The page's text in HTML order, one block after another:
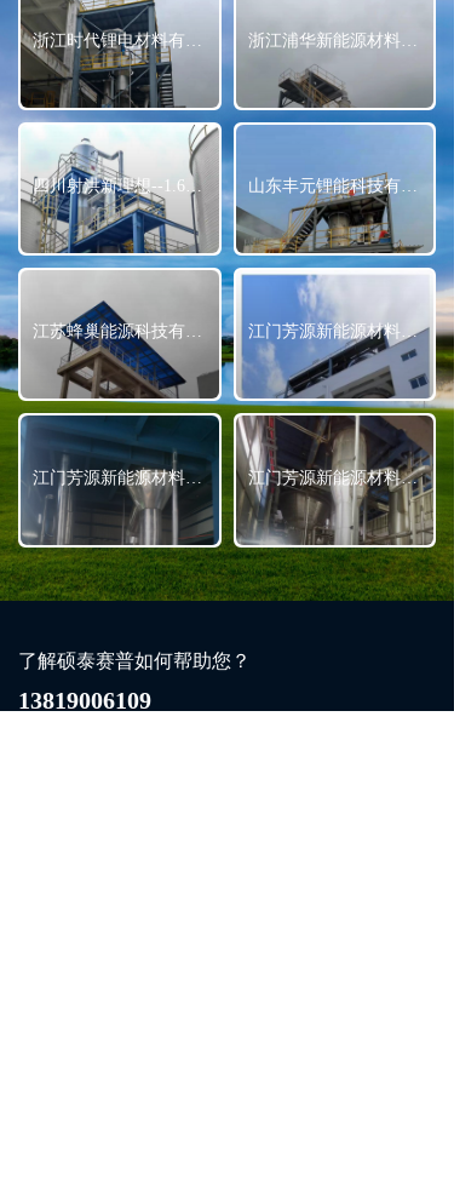
浙江时代锂电材料有限公司 3t·h三元正极洗水MVR蒸发结晶系统 浙江浦华新能源材料有限公司年产3万吨动力型锂电三元正极材料项目 3th三元正极洗水MVR蒸发结晶系统
四川射洪新理想--1.6t·h三元正极洗水MVR蒸发结晶系统 山东丰元锂能科技有限公司 1t·h三元正极洗水MVR蒸发结晶系统
江苏蜂巢能源科技有限公司 1t·h3t·h三元正极洗水MVR蒸发结晶系统 江门芳源新能源材料有限公司--30t·h硫酸钠MVR蒸发结晶项目施工照片
江门芳源新能源材料有限公司--4t·h硫酸钴MVR蒸发结晶项目施工照片
了解硕泰赛普如何帮助您？
13819006109